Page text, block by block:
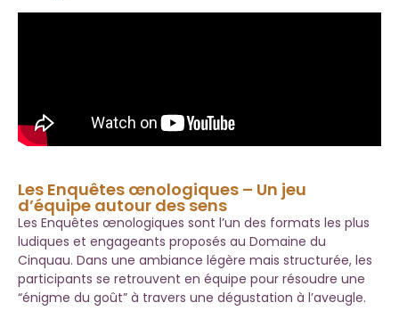
Les Enquêtes œnologiques – Un jeu
d’équipe autour des sens
Les Enquêtes œnologiques sont l’un des formats les plus
ludiques et engageants proposés au Domaine du
Cinquau. Dans une ambiance légère mais structurée, les
participants se retrouvent en équipe pour résoudre une
“énigme du goût” à travers une dégustation à l’aveugle.